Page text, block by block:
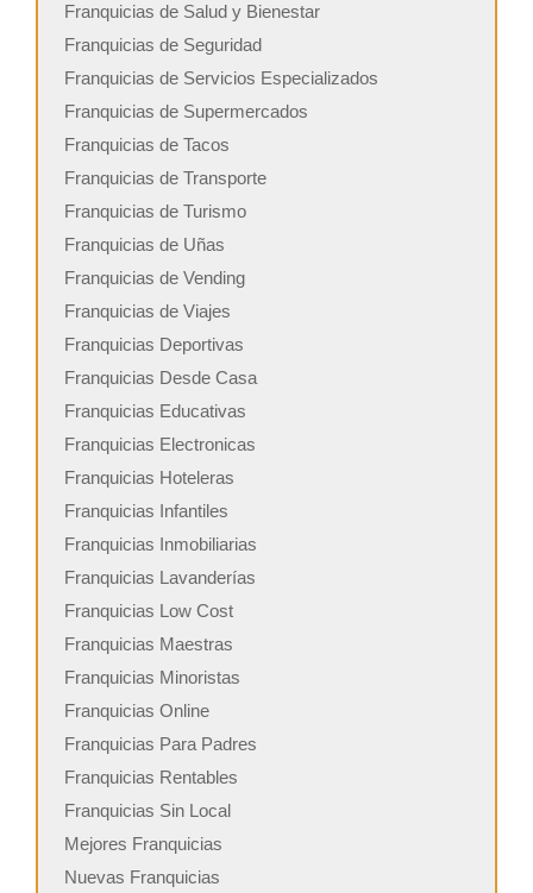
Franquicias de Salud y Bienestar
Franquicias de Seguridad
Franquicias de Servicios Especializados
Franquicias de Supermercados
Franquicias de Tacos
Franquicias de Transporte
Franquicias de Turismo
Franquicias de Uñas
Franquicias de Vending
Franquicias de Viajes
Franquicias Deportivas
Franquicias Desde Casa
Franquicias Educativas
Franquicias Electronicas
Franquicias Hoteleras
Franquicias Infantiles
Franquicias Inmobiliarias
Franquicias Lavanderías
Franquicias Low Cost
Franquicias Maestras
Franquicias Minoristas
Franquicias Online
Franquicias Para Padres
Franquicias Rentables
Franquicias Sin Local
Mejores Franquicias
Nuevas Franquicias